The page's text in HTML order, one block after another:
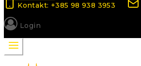
Kontakt: +385 98 938 3953
Login